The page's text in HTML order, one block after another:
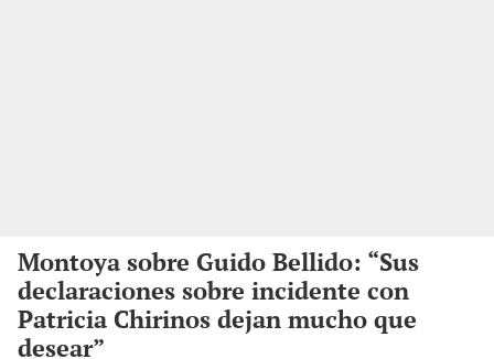
Montoya sobre Guido Bellido: “Sus
declaraciones sobre incidente con
Patricia Chirinos dejan mucho que
desear”